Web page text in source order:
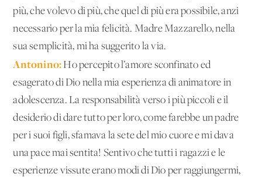
più, che volevo di più, che quel di più era possibile, anzi
necessario per la mia felicità. Madre Mazzarello, nella
sua semplicità, mi ha suggerito la via.
Antonino:Ho percepito l’amore sconfinato ed
esagerato di Dio nella mia esperienza di animatore in
adolescenza. La responsabilità verso i più piccoli e il
desiderio di dare tutto per loro, come farebbe un padre
per i suoi figli, sfamava la sete del mio cuore e mi dava
una pace mai sentita! Sentivo che tutti i ragazzi e le
esperienze vissute erano modi di Dio per raggiungermi,